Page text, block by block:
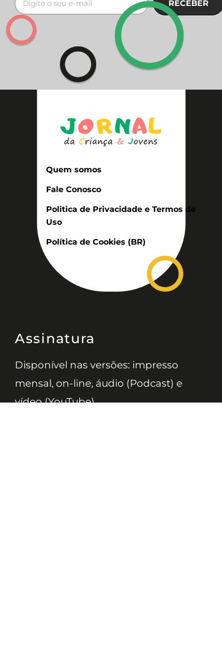
RECEBER
Quem somos
Fale Conosco
Politica de Privacidade e Termos de
Uso
Política de Cookies (BR)
Assinatura
Disponível nas versões: impresso
mensal, on-line, áudio (Podcast) e
vídeo (YouTube).